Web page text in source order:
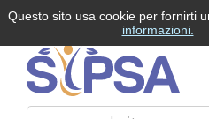
Questo sito usa cookie per fornirti
informazioni.